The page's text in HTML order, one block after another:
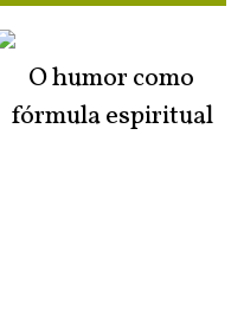
O humor como
fórmula espiritual